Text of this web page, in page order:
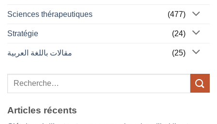
Sciences thérapeutiques (477)
Stratégie (24)
مقالات باللغة العربية (25)
Articles récents